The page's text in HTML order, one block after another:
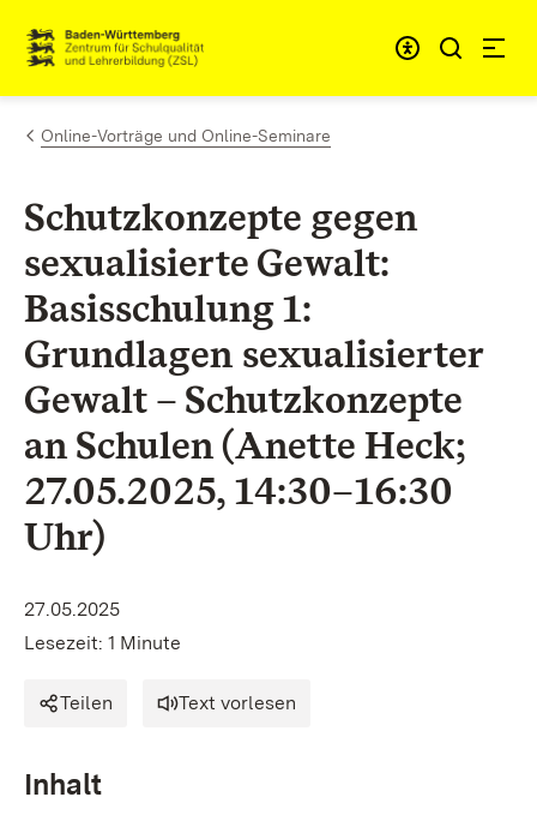
Zum Inhalt springen
Link zur Startseite
Online-Vorträge und Online-Seminare
Schutzkonzepte gegen
sexualisierte Gewalt:
Basisschulung 1:
Grundlagen sexualisierter
Gewalt – Schutzkonzepte
an Schulen (Anette Heck;
27.05.2025, 14:30–16:30
Uhr)
27.05.2025
Lesezeit: 1 Minute
Teilen Text vorlesen
Inhalt